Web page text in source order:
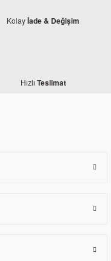
Kolayİade & Değişim
Hızlı Teslimat